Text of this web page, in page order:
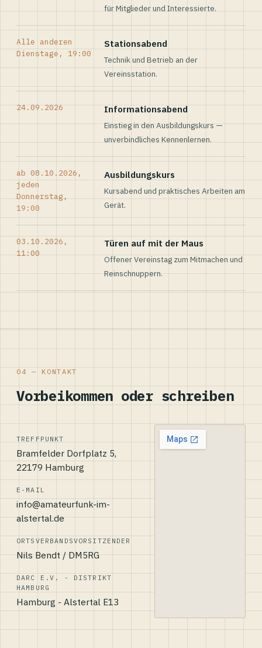
für Mitglieder und Interessierte.
Alle anderen
Dienstage, 19:00
Stationsabend
Technik und Betrieb an der
Vereinsstation.
24.09.2026 Informationsabend
Einstieg in den Ausbildungskurs —
unverbindliches Kennenlernen.
ab 08.10.2026,
jeden
Donnerstag,
19:00
Ausbildungskurs
Kursabend und praktisches Arbeiten am
Gerät.
03.10.2026,
11:00
Türen auf mit der Maus
Offener Vereinstag zum Mitmachen und
Reinschnuppern.
04 — KONTAKT
Vorbeikommen oder schreiben
TREFFPUNKT
Bramfelder Dorfplatz 5,
22179 Hamburg
E-MAIL
info@amateurfunk-im-
alstertal.de
ORTSVERBANDSVORSITZENDER
Nils Bendt / DM5RG
DARC E.V. - DISTRIKT
HAMBURG
Hamburg - Alstertal E13